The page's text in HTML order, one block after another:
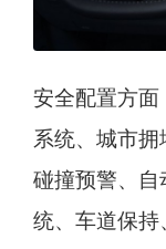
安全配置方面
系统、城市
碰撞预警、
统、车道保持